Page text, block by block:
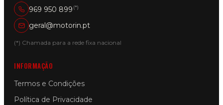
969 950 899 (*)
geral@motorin.pt
(*) Chamada para a rede fixa nacional
INFORMAÇÃO
Termos e Condições
Política de Privacidade